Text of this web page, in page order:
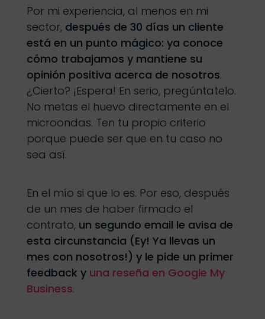
Por mi experiencia, al menos en mi
sector, después de 30 días un cliente
está en un punto mágico: ya conoce
cómo trabajamos y mantiene su
opinión positiva acerca de nosotros.
¿Cierto? ¡Espera! En serio, pregúntatelo.
No metas el huevo directamente en el
microondas. Ten tu propio criterio
porque puede ser que en tu caso no
sea así.
En el mío si que lo es. Por eso, después
de un mes de haber firmado el
contrato, un segundo email le avisa de
esta circunstancia (Ey! Ya llevas un
mes con nosotros!) y le pide un primer
feedback y una reseña en Google My
Business.